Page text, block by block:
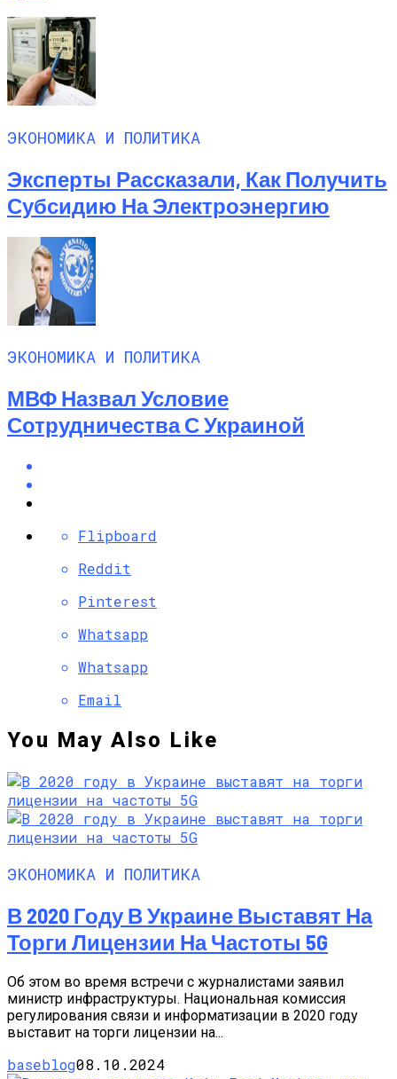
ЭКОНОМИКА И ПОЛИТИКА
Эксперты Рассказали, Как Получить
Субсидию На Электроэнергию
ЭКОНОМИКА И ПОЛИТИКА
МВФ Назвал Условие
Сотрудничества С Украиной
Flipboard
Reddit
Pinterest
Whatsapp
Whatsapp
Email
You May Also Like
ЭКОНОМИКА И ПОЛИТИКА
В 2020 Году В Украине Выставят На
Торги Лицензии На Частоты 5G
Об этом во время встречи с журналистами заявил
министр инфраструктуры. Национальная комиссия
регулирования связи и информатизации в 2020 году
выставит на торги лицензии на...
baseblog08.10.2024